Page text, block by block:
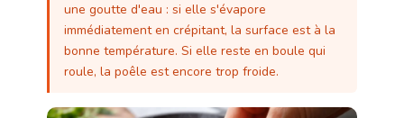
une goutte d'eau : si elle s'évapore
immédiatement en crépitant, la surface est à la
bonne température. Si elle reste en boule qui
roule, la poêle est encore trop froide.